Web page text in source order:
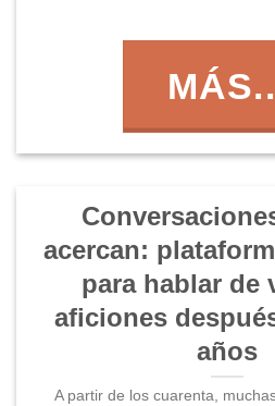
acercan:
para hablar de
aficiones
años
A partir de los cuarenta,